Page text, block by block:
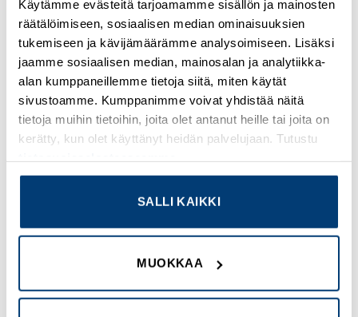
Käytämme evästeitä tarjoamamme sisällön ja mainosten
räätälöimiseen, sosiaalisen median ominaisuuksien
tukemiseen ja kävijämäärämme analysoimiseen. Lisäksi
jaamme sosiaalisen median, mainosalan ja analytiikka-
alan kumppaneillemme tietoja siitä, miten käytät
sivustoamme. Kumppanimme voivat yhdistää näitä
tietoja muihin tietoihin, joita olet antanut heille tai joita on
kerätty, kun olet käyttänyt heidän palvelujaan. Tutustu
SALLI KAIKKI
MUOKKAA
Osasto: Omron
TUTUSTU MYÖS
Add to